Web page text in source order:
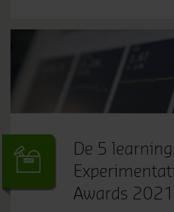
De 5
Awards 2021